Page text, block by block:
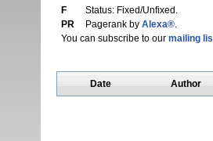
F
Status: Fixed/Unfixed.
PR
Pagerank by Alexa®.
You can subscribe to our mailing
Date Author